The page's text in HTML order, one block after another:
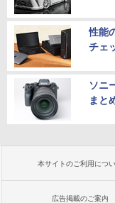
性能
チェ
ソニ
まと
本サイトのご利用につ
広告掲載のご案内